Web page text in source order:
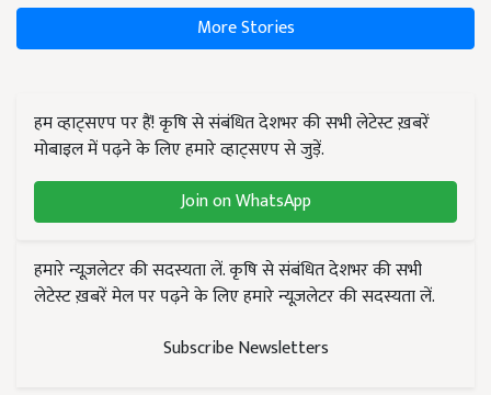
More Stories
हम व्हाट्सएप पर हैं! कृषि से संबंधित देशभर की सभी लेटेस्ट ख़बरें
मोबाइल में पढ़ने के लिए हमारे व्हाट्सएप से जुड़ें.
Join on WhatsApp
हमारे न्यूज़लेटर की सदस्यता लें. कृषि से संबंधित देशभर की सभी
लेटेस्ट ख़बरें मेल पर पढ़ने के लिए हमारे न्यूज़लेटर की सदस्यता लें.
Subscribe Newsletters